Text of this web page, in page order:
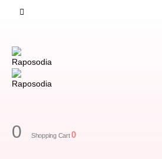
0 Shopping Cart0